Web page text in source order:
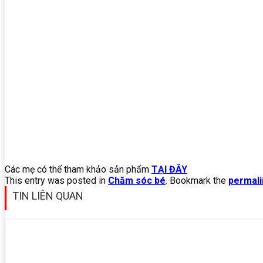
Các mẹ có thể tham khảo sản phẩm TẠI ĐÂY
This entry was posted in Chăm sóc bé. Bookmark the
TIN LIÊN QUAN